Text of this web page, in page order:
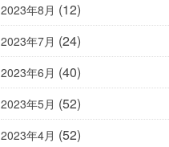
2023年8月 (12)
2023年7月 (24)
2023年6月 (40)
2023年5月 (52)
2023年4月 (52)